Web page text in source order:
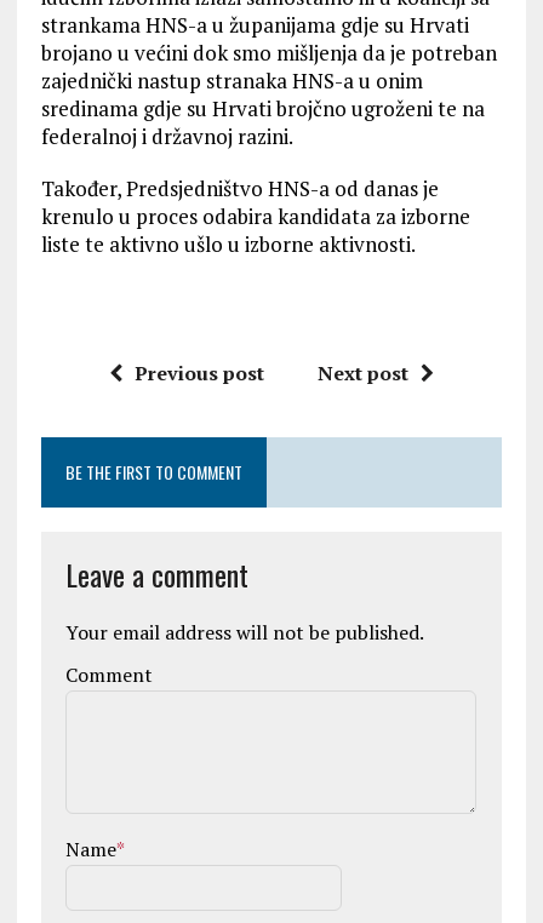
strankama HNS-a u županijama gdje su Hrvati
brojano u većini dok smo mišljenja da je potreban
zajednički nastup stranaka HNS-a u onim
sredinama gdje su Hrvati brojčno ugroženi te na
federalnoj i državnoj razini.
Također, Predsjedništvo HNS-a od danas je
krenulo u proces odabira kandidata za izborne
liste te aktivno ušlo u izborne aktivnosti.
Previous post Next post
BE THE FIRST TO COMMENT
Leave a comment
Your email address will not be published.
Comment
Name*